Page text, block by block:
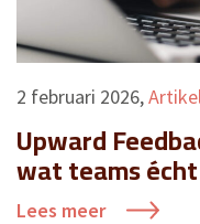
2 februari 2026,
Upward
wat teams
Lees meer